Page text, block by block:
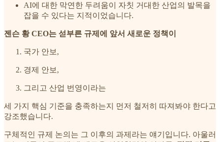
AI에 대한 막연한 두려움이 자칫 거대한 산업의 발목을
잡을 수 있다는 지적이었습니다.
젠슨 황 CEO는 섣부른 규제에 앞서 새로운 정책이
국가 안보,
경제 안보,
그리고 산업 번영이라는
세 가지 핵심 기준을 충족하는지 먼저 철저히 따져봐야 한다고
강조했습니다.
구체적인 규제 논의는 그 이후의 과제라는 얘기입니다. 아울러